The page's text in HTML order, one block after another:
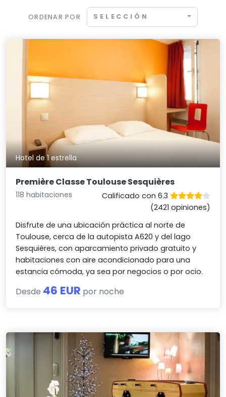
ORDENAR POR SELECCIÓN
Hotel de 1 estrella
Première Classe Toulouse Sesquières
118 habitaciones
Calificado con 6.3
(2421 opiniones)
Disfrute de una ubicación práctica al norte de
Toulouse, cerca de la autopista A620 y del lago
Sesquières, con aparcamiento privado gratuito y
habitaciones con aire acondicionado para una
estancia cómoda, ya sea por negocios o por ocio.
Desde 46 EUR por noche